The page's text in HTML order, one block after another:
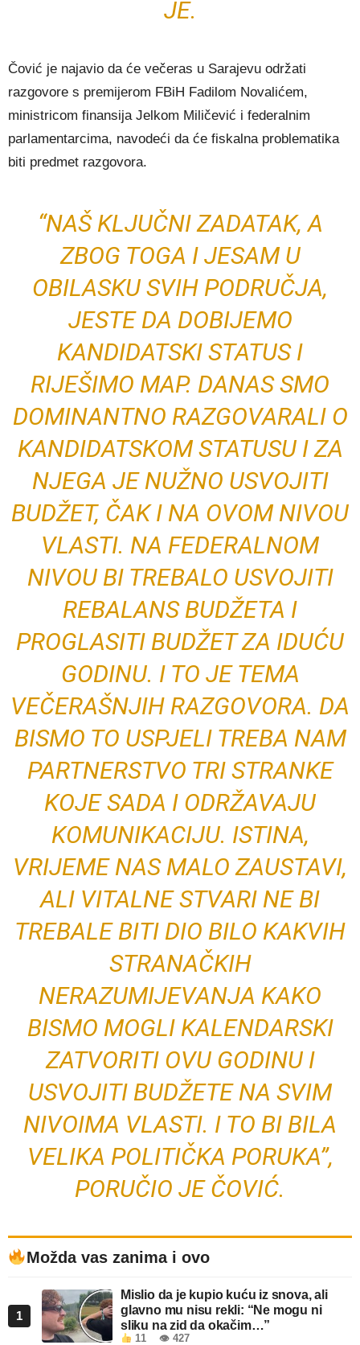
JE.
Čović je najavio da će večeras u Sarajevu održati
razgovore s premijerom FBiH Fadilom Novalićem,
ministricom finansija Jelkom Miličević i federalnim
parlamentarcima, navodeći da će fiskalna problematika
biti predmet razgovora.
“NAŠ KLJUČNI ZADATAK, A
ZBOG TOGA I JESAM U
OBILASKU SVIH PODRUČJA,
JESTE DA DOBIJEMO
KANDIDATSKI STATUS I
RIJEŠIMO MAP. DANAS SMO
DOMINANTNO RAZGOVARALI O
KANDIDATSKOM STATUSU I ZA
NJEGA JE NUŽNO USVOJITI
BUDŽET, ČAK I NA OVOM NIVOU
VLASTI. NA FEDERALNOM
NIVOU BI TREBALO USVOJITI
REBALANS BUDŽETA I
PROGLASITI BUDŽET ZA IDUĆU
GODINU. I TO JE TEMA
VEČERAŠNJIH RAZGOVORA. DA
BISMO TO USPJELI TREBA NAM
PARTNERSTVO TRI STRANKE
KOJE SADA I ODRŽAVAJU
KOMUNIKACIJU. ISTINA,
VRIJEME NAS MALO ZAUSTAVI,
ALI VITALNE STVARI NE BI
TREBALE BITI DIO BILO KAKVIH
STRANAČKIH
NERAZUMIJEVANJA KAKO
BISMO MOGLI KALENDARSKI
ZATVORITI OVU GODINU I
USVOJITI BUDŽETE NA SVIM
NIVOIMA VLASTI. I TO BI BILA
VELIKA POLITIČKA PORUKA”,
PORUČIO JE ČOVIĆ.
Možda vas zanima i ovo
1
Mislio da je kupio kuću iz snova, ali
glavno mu nisu rekli: “Ne mogu ni
sliku na zid da okačim…”
11 👁 427